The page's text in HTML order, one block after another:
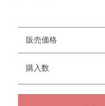
販売価格
購入数